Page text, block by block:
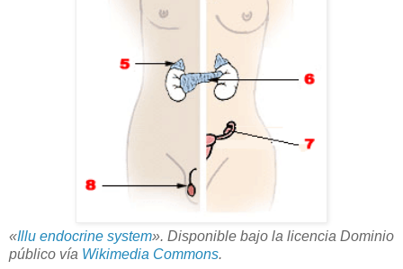
«Illu endocrine system». Disponible bajo la licencia Dominio
público vía Wikimedia Commons.